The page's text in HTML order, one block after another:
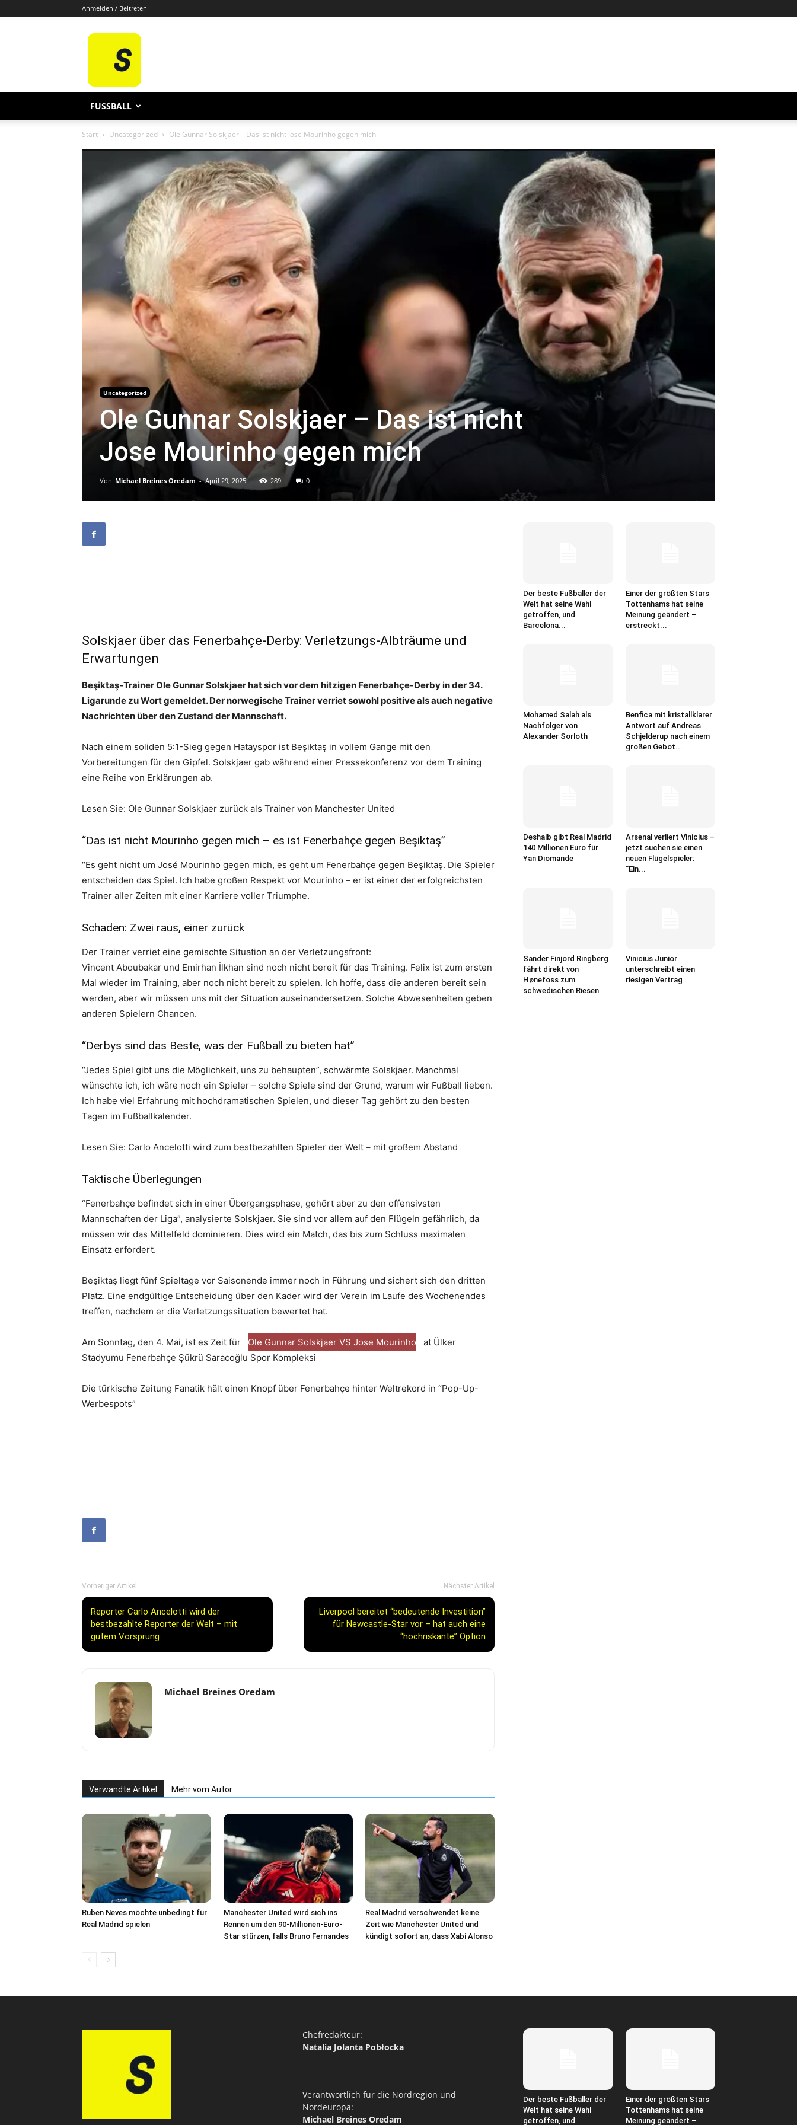
Anmelden / Beitreten
Sporten
FUSSBALL
Start Uncategorized Ole Gunnar Solskjaer – Das ist nicht Jose Mourinho gegen mich
Uncategorized
Ole Gunnar Solskjaer – Das ist nicht
Jose Mourinho gegen mich
Von Michael Breines Oredam - April 29, 2025 289 0
Solskjaer über das Fenerbahçe-Derby: Verletzungs-Albträume und
Erwartungen
Beşiktaş-Trainer Ole Gunnar Solskjaer hat sich vor dem hitzigen Fenerbahçe-Derby in der 34.
Ligarunde zu Wort gemeldet. Der norwegische Trainer verriet sowohl positive als auch negative
Nachrichten über den Zustand der Mannschaft.
Nach einem soliden 5:1-Sieg gegen Hatayspor ist Beşiktaş in vollem Gange mit den
Vorbereitungen für den Gipfel. Solskjaer gab während einer Pressekonferenz vor dem Training
eine Reihe von Erklärungen ab.
Lesen Sie: Ole Gunnar Solskjaer zurück als Trainer von Manchester United
“Das ist nicht Mourinho gegen mich – es ist Fenerbahçe gegen Beşiktaş”
“Es geht nicht um José Mourinho gegen mich, es geht um Fenerbahçe gegen Beşiktaş. Die Spieler
entscheiden das Spiel. Ich habe großen Respekt vor Mourinho – er ist einer der erfolgreichsten
Trainer aller Zeiten mit einer Karriere voller Triumphe.
Schaden: Zwei raus, einer zurück
Der Trainer verriet eine gemischte Situation an der Verletzungsfront:
Vincent Aboubakar und Emirhan İlkhan sind noch nicht bereit für das Training. Felix ist zum ersten
Mal wieder im Training, aber noch nicht bereit zu spielen. Ich hoffe, dass die anderen bereit sein
werden, aber wir müssen uns mit der Situation auseinandersetzen. Solche Abwesenheiten geben
anderen Spielern Chancen.
“Derbys sind das Beste, was der Fußball zu bieten hat”
“Jedes Spiel gibt uns die Möglichkeit, uns zu behaupten”, schwärmte Solskjaer. Manchmal
wünschte ich, ich wäre noch ein Spieler – solche Spiele sind der Grund, warum wir Fußball lieben.
Ich habe viel Erfahrung mit hochdramatischen Spielen, und dieser Tag gehört zu den besten
Tagen im Fußballkalender.
Lesen Sie: Carlo Ancelotti wird zum bestbezahlten Spieler der Welt – mit großem Abstand
Taktische Überlegungen
“Fenerbahçe befindet sich in einer Übergangsphase, gehört aber zu den offensivsten
Mannschaften der Liga”, analysierte Solskjaer. Sie sind vor allem auf den Flügeln gefährlich, da
müssen wir das Mittelfeld dominieren. Dies wird ein Match, das bis zum Schluss maximalen
Einsatz erfordert.
Beşiktaş liegt fünf Spieltage vor Saisonende immer noch in Führung und sichert sich den dritten
Platz. Eine endgültige Entscheidung über den Kader wird der Verein im Laufe des Wochenendes
treffen, nachdem er die Verletzungssituation bewertet hat.
Am Sonntag, den 4. Mai, ist es Zeit für Ole Gunnar Solskjaer VS Jose Mourinho
at Ülker
Stadyumu Fenerbahçe Şükrü Saracoğlu Spor Kompleksi
Die türkische Zeitung Fanatik hält einen Knopf über Fenerbahçe hinter Weltrekord in “Pop-Up-
Werbespots”
Vorheriger Artikel
Reporter Carlo Ancelotti wird der
bestbezahlte Reporter der Welt – mit
gutem Vorsprung
Nächster Artikel
Liverpool bereitet “bedeutende Investition”
für Newcastle-Star vor – hat auch eine
“hochriskante” Option
Michael Breines Oredam
Verwandte Artikel Mehr vom Autor
Ruben Neves möchte unbedingt für
Real Madrid spielen
Manchester United wird sich ins
Rennen um den 90-Millionen-Euro-
Star stürzen, falls Bruno Fernandes
Real Madrid verschwendet keine
Zeit wie Manchester United und
kündigt sofort an, dass Xabi Alonso
Der beste Fußballer der
Welt hat seine Wahl
getroffen, und
Barcelona...
Einer der größten Stars
Tottenhams hat seine
Meinung geändert –
erstreckt...
Mohamed Salah als
Nachfolger von
Alexander Sorloth
Benfica mit kristallklarer
Antwort auf Andreas
Schjelderup nach einem
großen Gebot...
Deshalb gibt Real Madrid
140 Millionen Euro für
Yan Diomande
Arsenal verliert Vinicius –
jetzt suchen sie einen
neuen Flügelspieler:
“Ein...
Sander Finjord Ringberg
fährt direkt von
Hønefoss zum
schwedischen Riesen
Vinicius Junior
unterschreibt einen
riesigen Vertrag
Chefredakteur:
Natalia Jolanta Pobłocka
Verantwortlich für die Nordregion und
Nordeuropa:
Michael Breines Oredam
Der beste Fußballer der
Welt hat seine Wahl
getroffen, und
Einer der größten Stars
Tottenhams hat seine
Meinung geändert –